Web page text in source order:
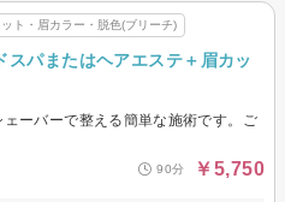
ット・眉カラー・脱色(ブリーチ)
スパまたはヘアエステ＋眉カッ
ーバーで整える簡単な施術です。ご
90分 ￥5,750